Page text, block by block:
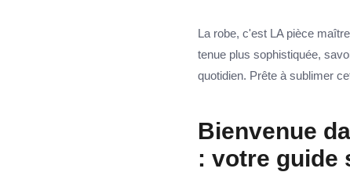
La robe, c'est LA pièce
tenue plus sophistiquée,
quotidien. Prête à sublimer
Bienvenue
: votre guide